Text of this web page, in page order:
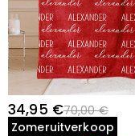
34,95 €70,00 €
Zomeruitverkoop